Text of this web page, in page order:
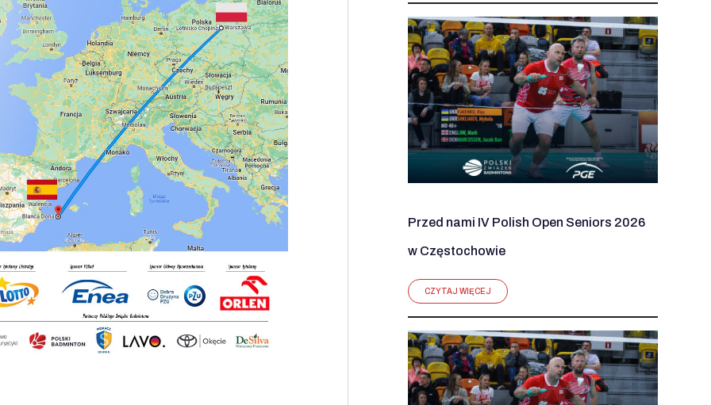
Przed nami IV Polish Open Seniors 2026
w Częstochowie
CZYTAJ WIĘCEJ